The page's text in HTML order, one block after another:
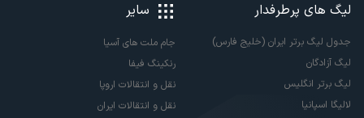
لیگ های پرطرفدار
جدول لیگ برتر ایران (خلیج فارس)
لیگ آزادگان
لیگ برتر انگلیس
لالیگا اسپانیا
سایر
جام ملت های آسیا
رنکینگ فیفا
نقل و انتقالات اروپا
نقل و انتقالات ایران